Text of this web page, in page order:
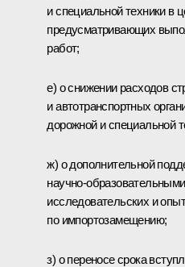
и специальной техники в
предусматривающих
работ;
е) о снижении расходов
и автотранспортных
дорожной и специальной
ж) о дополнительной
научно-
исследовательских и
по импортозамещению;
з) о переносе срока